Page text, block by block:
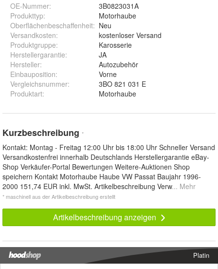
OE-Nummer:
3B0823031A
Produkttyp:
Motorhaube
Oberflächenbeschaffenheit: Neu
Versandkosten:
kostenloser Versand
Produktgruppe:
Karosserie
Herstellergarantie:
JA
Hersteller:
Autozubehör
Einbauposition:
Vorne
Vergleichsnummer:
3BO 821 031 E
Produktart: Motorhaube
Kurzbeschreibung *
Kontakt: Montag - Freitag 12:00 Uhr bis 18:00 Uhr Schneller Versand
Versandkostenfrei innerhalb Deutschlands Herstellergarantie eBay-
Shop Verkäufer-Portal Bewertungen Weitere-Auktionen Shop
speichern Kontakt Motorhaube Haube VW Passat Baujahr 1996-
2000 151,74 EUR inkl. MwSt. Artikelbeschreibung Verw... Mehr
* maschinell aus der Artikelbeschreibung erstellt
Artikelbeschreibung anzeigen
Platin